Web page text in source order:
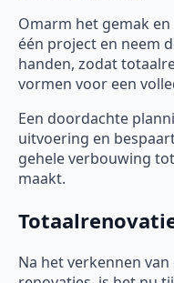
Omarm het gemak
één project en neem
handen, zodat
vormen voor een
Een doordachte
uitvoering en
gehele verbouwing
maakt.
Na het verkennen